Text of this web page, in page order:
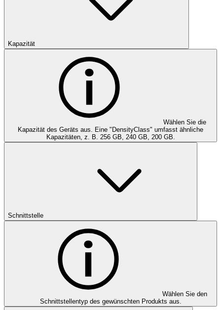
Kapazität
Wählen Sie die
Kapazität des Geräts aus. Eine "DensityClass" umfasst ähnliche
Kapazitäten, z. B. 256 GB, 240 GB, 200 GB.
Schnittstelle
Wählen Sie den
Schnittstellentyp des gewünschten Produkts aus.